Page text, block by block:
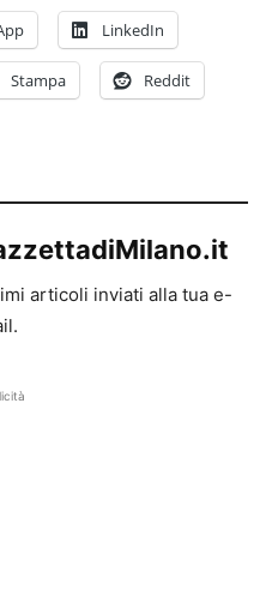
LinkedIn
Stampa Reddit
articoli inviati alla tua e-